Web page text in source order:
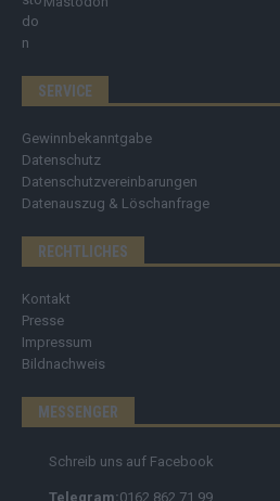
SERVICE
Gewinnbekanntgabe
Datenschutz
Datenschutzvereinbarungen
Datenauszug & Löschanfrage
RECHTLICHES
Kontakt
Presse
Impressum
Bildnachweis
MESSENGER
Schreib uns auf Facebook
Telegram:0162 862 71 99